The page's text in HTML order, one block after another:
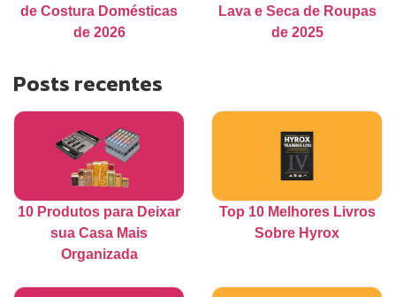
de Costura Domésticas
de 2026
Lava e Seca de Roupas
de 2025
Posts recentes
10 Produtos para Deixar
sua Casa Mais
Organizada
Top 10 Melhores Livros
Sobre Hyrox